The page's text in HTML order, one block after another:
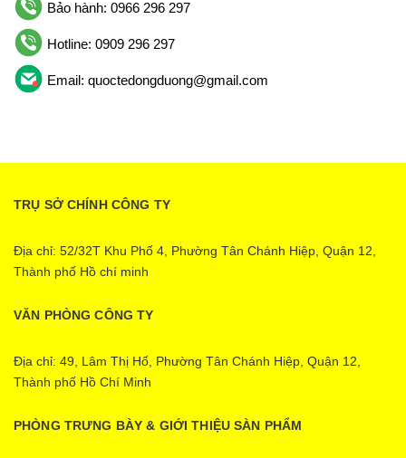
Bảo hành: 0966 296 297
Hotline: 0909 296 297
Email: quoctedongduong@gmail.com
TRỤ SỞ CHÍNH CÔNG TY
Địa chỉ: 52/32T Khu Phố 4, Phường Tân Chánh Hiệp, Quận 12,
Thành phố Hồ chí minh
VĂN PHÒNG CÔNG TY
Địa chỉ: 49, Lâm Thị Hố, Phường Tân Chánh Hiệp, Quận 12,
Thành phố Hồ Chí Minh
PHÒNG TRƯNG BÀY & GIỚI THIỆU SÀN PHẨM